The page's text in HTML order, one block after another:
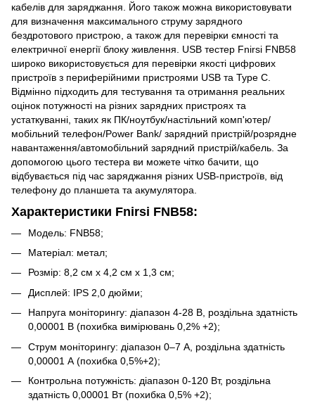
кабелів для заряджання. Його також можна використовувати
для визначення максимального струму зарядного
бездротового пристрою, а також для перевірки ємності та
електричної енергії блоку живлення. USB тестер Fnirsi FNB58
широко використовується для перевірки якості цифрових
пристроїв з периферійними пристроями USB та Type C.
Відмінно підходить для тестування та отримання реальних
оцінок потужності на різних зарядних пристроях та
устаткуванні, таких як ПК/ноутбук/настільний комп'ютер/
мобільний телефон/Power Bank/ зарядний пристрій/розрядне
навантаження/автомобільний зарядний пристрій/кабель. За
допомогою цього тестера ви можете чітко бачити, що
відбувається під час заряджання різних USB-пристроїв, від
телефону до планшета та акумулятора.
Характеристики Fnirsi FNB58:
Модель: FNB58;
Матеріал: метал;
Розмір: 8,2 см x 4,2 см x 1,3 см;
Дисплей: IPS 2,0 дюйми;
Напруга моніторингу: діапазон 4-28 В, роздільна здатність
0,00001 В (похибка вимірювань 0,2% +2);
Струм моніторингу: діапазон 0–7 А, роздільна здатність
0,00001 А (похибка 0,5%+2);
Контрольна потужність: діапазон 0-120 Вт, роздільна
здатність 0,00001 Вт (похибка 0,5% +2);